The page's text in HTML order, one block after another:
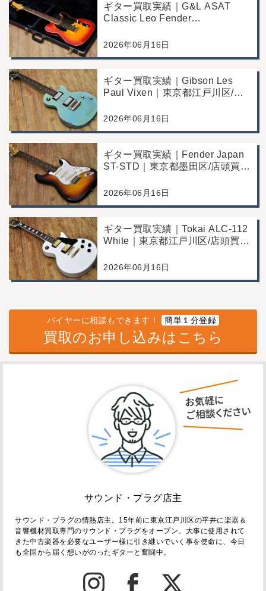
ギター買取実績｜G&L ASAT
Classic Leo Fender
江戸川区/店頭買取/コンディショ
2026年06月16日
ギター買取実績｜Gibson Les
Paul Vixen｜東京都江戸川区/店
例
2026年06月16日
ギター買取実績｜Fender Japan
ST-STD｜東京都墨田区/店頭買
2026年06月16日
ギター買取実績｜Tokai ALC-112
White｜東京都江戸川区/店頭買
2026年06月16日
バイヤーに相談もできます！ 簡単１分登録
買取のお申し込みはこちら
サウンド・プラグ店主
サウンド・プラグの情熱店主。15年前に東京江戸川区の平井に楽器＆
音響機材買取専門のサウンド・プラグをオープン。大事に使用されて
きた中古楽器を必要なユーザー様に引き継いでいく事を使命に、今日
も全国から届く想いがのったギターと奮闘中。